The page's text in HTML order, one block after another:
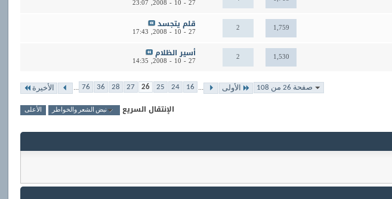
27 - 10 - 2008,
23:07
2 1,759 قلم يتجسد
27 - 10 - 2008,
17:43
2 1,530 أسير الظلام
27 - 10 - 2008,
14:35
صفحة 26 من 108 الأولى ...
16
24
25
26
27
28
36
76
... الأخيرة
الإنتقال السريع نبض الشعر والخواطر الأعلى